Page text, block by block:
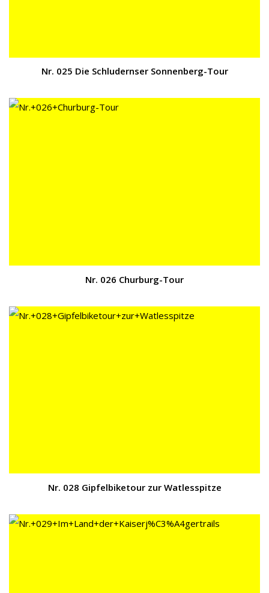
Nr. 025 Die Schludernser Sonnenberg-Tour
Nr. 026 Churburg-Tour
Nr. 028 Gipfelbiketour zur Watlesspitze